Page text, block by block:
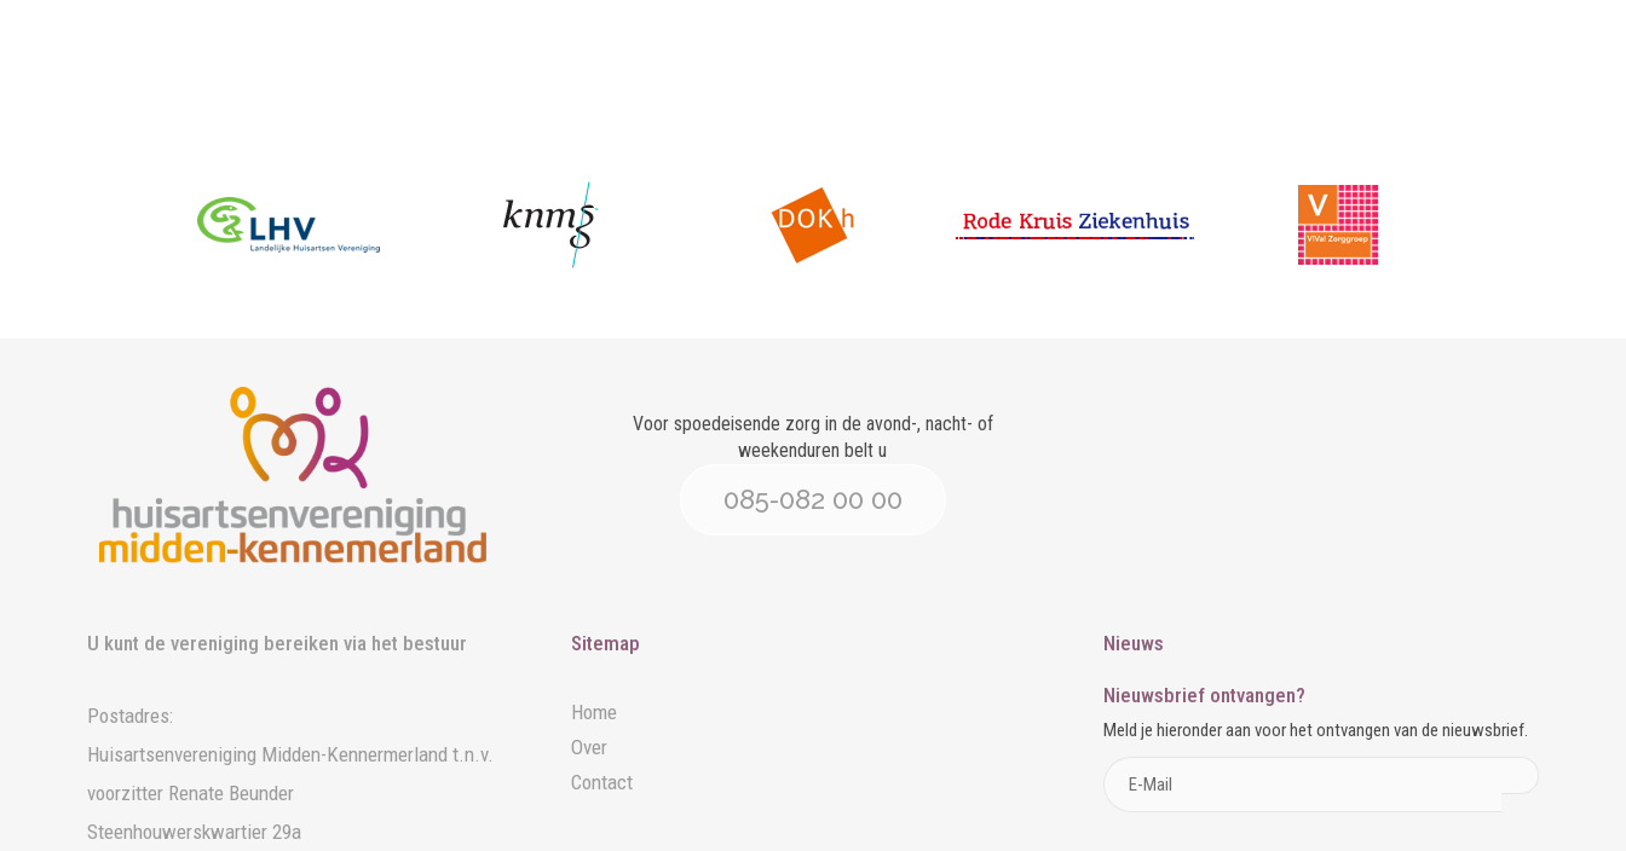
Voor spoedeisende zorg in de avond-, nacht- of
weekenduren belt u
085-082 00 00
U kunt de vereniging bereiken via het bestuur
Postadres:
Huisartsenvereniging Midden-Kennermerland t.n.v.
voorzitter Renate Beunder
Steenhouwerskwartier 29a
Sitemap
Home
Over
Contact
Nieuws
Nieuwsbrief ontvangen?
Meld je hieronder aan voor het ontvangen van de nieuwsbrief.